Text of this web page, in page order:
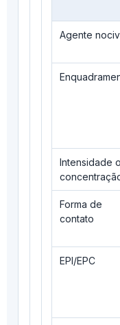
Agente
Intensidade
Forma de
contato
EPI/EPC